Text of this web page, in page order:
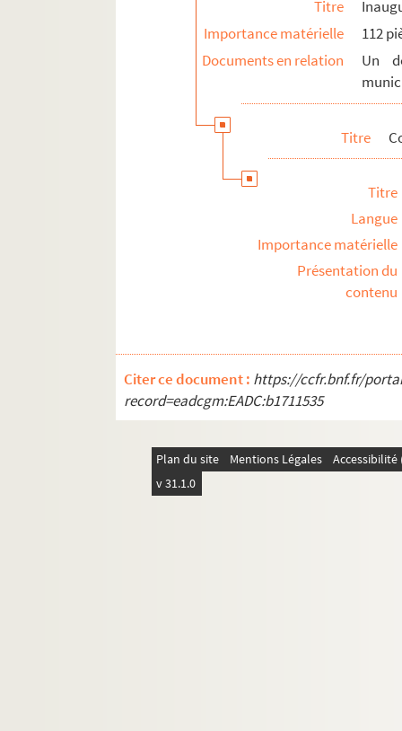
Titre
Importance matérielle
112
Documents en relation
Un
Titre
Titre
Langue
Importance matérielle
Présentation du
contenu
Citer ce document : https://ccfr.bnf.fr/
record=eadcgm:EADC:b1711535
Plan du site Mentions Légales
v 31.1.0